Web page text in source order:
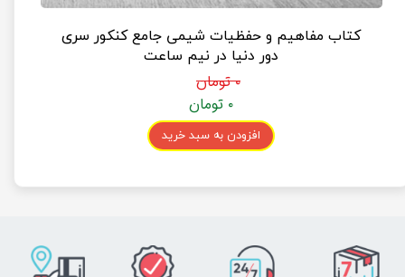
کتاب مفاهیم و حفظیات شیمی جامع کنکور سری
دور دنیا در نیم ساعت
۰ تومان
۰ تومان
افزودن به سبد خرید